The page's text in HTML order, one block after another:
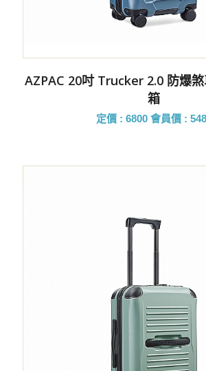
AZPAC 20吋 Trucker 2.0 防爆
箱
定價 : 6800 會員價 :